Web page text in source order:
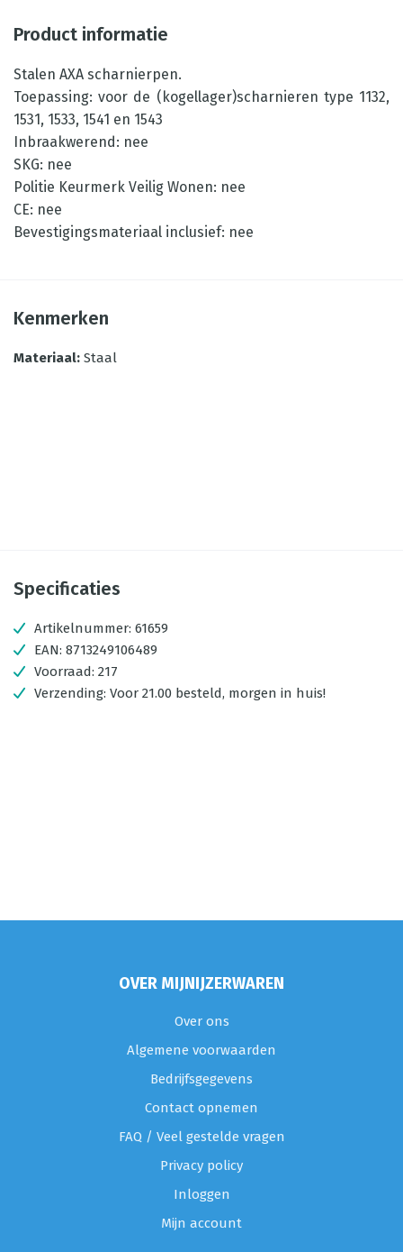
Product informatie
Stalen AXA scharnierpen.
Toepassing: voor de (kogellager)scharnieren type 1132,
1531, 1533, 1541 en 1543
Inbraakwerend: nee
SKG: nee
Politie Keurmerk Veilig Wonen: nee
CE: nee
Bevestigingsmateriaal inclusief: nee
Kenmerken
Materiaal: Staal
Specificaties
Artikelnummer: 61659
EAN: 8713249106489
Voorraad: 217
Verzending: Voor 21.00 besteld, morgen in huis!
OVER MIJNIJZERWAREN
Over ons
Algemene voorwaarden
Bedrijfsgegevens
Contact opnemen
FAQ / Veel gestelde vragen
Privacy policy
Inloggen
Mijn account